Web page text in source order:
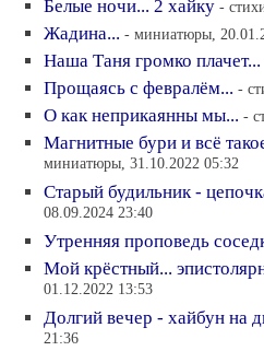
Белые ночи... 2 хайку -
Жадина... - миниатюры,
Наша Таня громко плачет...
Прощаясь с февралём... -
О как неприкаянны мы... -
Магнитные бури и всё
миниатюры, 31.10.2022 05:32
Старый будильник -
08.09.2024 23:40
Утренняя проповедь
Мой крёстный...
01.12.2022 13:53
Долгий вечер - хайбун на
21:36